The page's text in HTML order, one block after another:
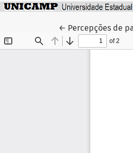
← Voltar aos
Percepções de